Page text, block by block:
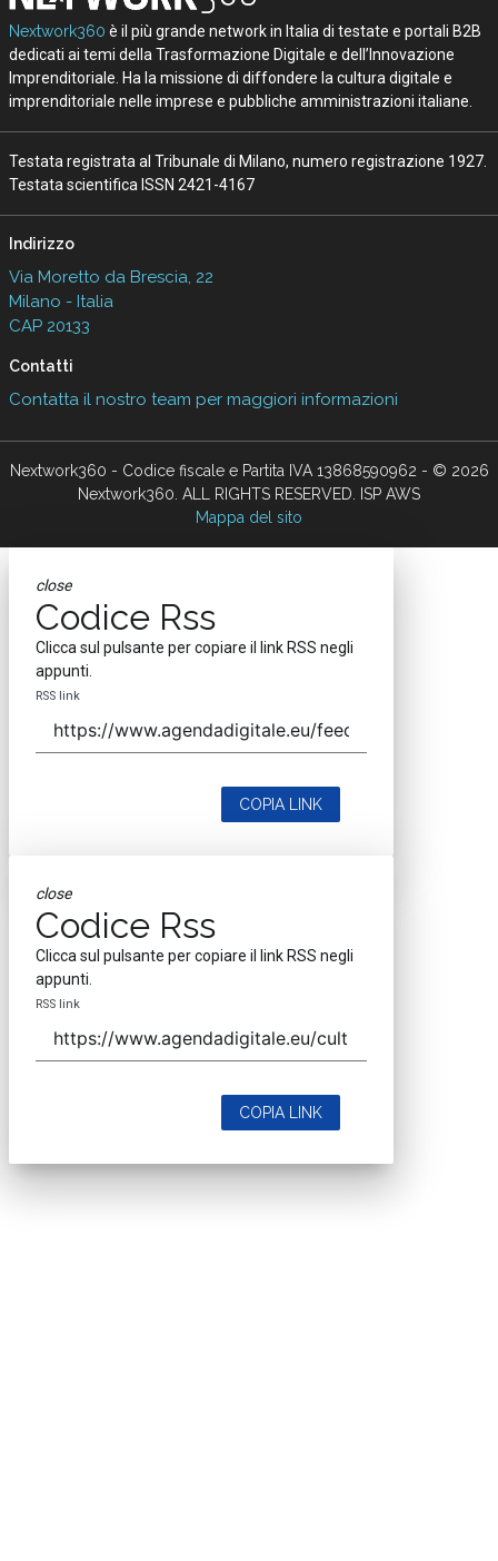
Nextwork360 è il più grande network in Italia di testate e portali B2B
dedicati ai temi della Trasformazione Digitale e dell’Innovazione
Imprenditoriale. Ha la missione di diffondere la cultura digitale e
imprenditoriale nelle imprese e pubbliche amministrazioni italiane.
Testata registrata al Tribunale di Milano, numero registrazione 1927.
Testata scientifica ISSN 2421-4167
Indirizzo
Via Moretto da Brescia, 22
Milano - Italia
CAP 20133
Contatti
Contatta il nostro team per maggiori informazioni
Nextwork360 - Codice fiscale e Partita IVA 13868590962 - © 2026
Nextwork360. ALL RIGHTS RESERVED. ISP AWS
Mappa del sito
close
Codice Rss
Clicca sul pulsante per copiare il link RSS negli
appunti.
RSS link
COPIA LINK
close
Codice Rss
Clicca sul pulsante per copiare il link RSS negli
appunti.
RSS link
COPIA LINK